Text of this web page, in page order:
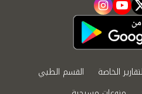
twitter
youtube
instagram
الخاصة
القسم الطبي